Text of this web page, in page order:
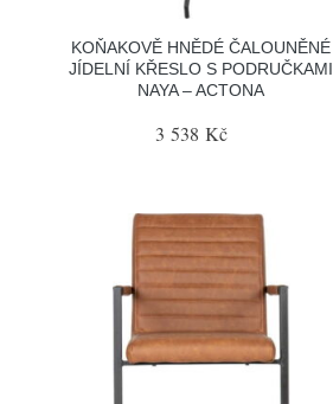
KOŇAKOVĚ HNĚDÉ ČALOUNĚNÉ
JÍDELNÍ KŘESLO S PODRUČKAMI
NAYA – ACTONA
3 538 Kč